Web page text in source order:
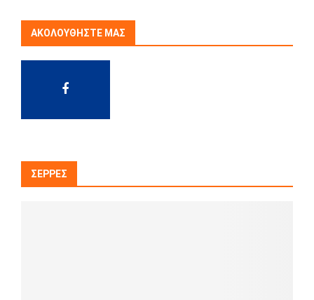
ΑΚΟΛΟΥΘΉΣΤΕ ΜΑΣ
ΣΈΡΡΕΣ